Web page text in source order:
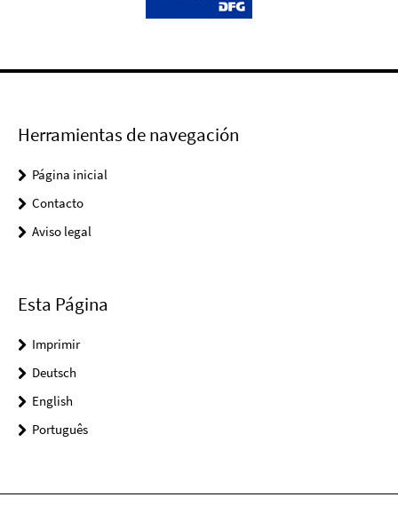
Herramientas de navegación
Página inicial
Contacto
Aviso legal
Esta Página
Imprimir
Deutsch
English
Português